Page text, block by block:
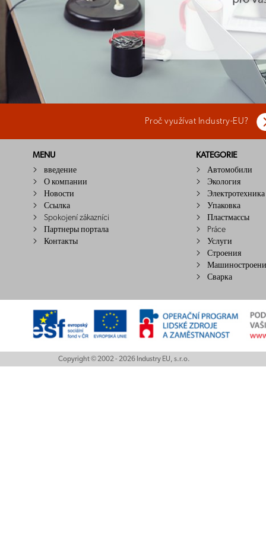
Proč využívat Industry-EU?
MENU
введение
О компании
Новости
Ссылка
Spokojení zákazníci
Партнеры портала
Контакты
KATEGORIE
Автомобили
Экология
Электротехника
Упаковка
Пластмассы
Práce
Услуги
Строения
Сварка
Copyright © 2002 - 2026 Industry EU, s.r.o.